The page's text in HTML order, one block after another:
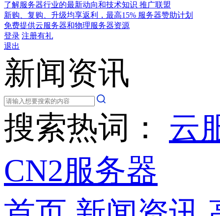
了解服务器行业的最新动向和技术知识 推广联盟
新购、复购、升级均享返利，最高15% 服务器赞助计划
免费提供云服务器和物理服务器资源
登录 注册有礼
退出
新闻资讯
搜索热词： 云
CN2服务器